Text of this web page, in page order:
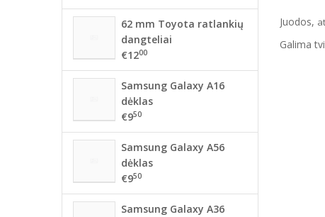
Juodos,
Galima
62 mm Toyota ratlankių
dangteliai
€1200
Samsung Galaxy A16
dėklas
€950
Samsung Galaxy A56
dėklas
€950
Samsung Galaxy A36